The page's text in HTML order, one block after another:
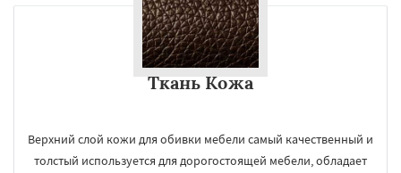
Ткань Кожа
Верхний слой кожи для обивки мебели самый качественный и
толстый используется для дорогостоящей мебели, обладает